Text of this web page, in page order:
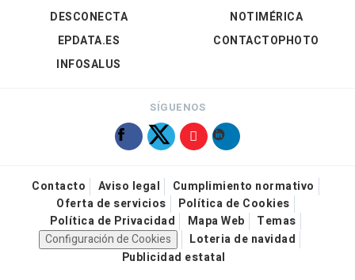
DESCONECTA
EPDATA.ES
INFOSALUS
NOTIMÉRICA
CONTACTOPHOTO
SÍGUENOS
Contacto Aviso legal
Cumplimiento normativo
Oferta de servicios
Política de Cookies
Política de Privacidad
Mapa Web
Temas
Configuración de Cookies
Loteria de navidad
Publicidad estatal